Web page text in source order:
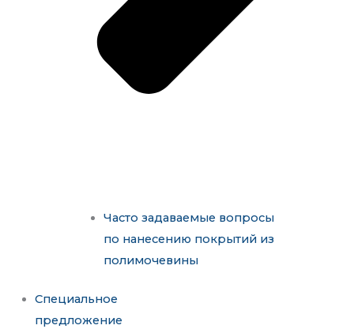
Часто задаваемые вопросы
по нанесению покрытий из
полимочевины
Специальное
предложение